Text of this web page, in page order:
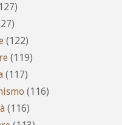
(122)
(119)
(117)
(116)
(116)